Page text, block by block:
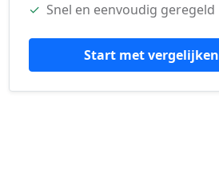
✓ Snel en eenvoudig geregeld
Start met vergelijken